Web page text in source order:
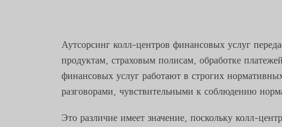
Аутсорсинг колл-центров финансовых услуг
продуктам, страховым полисам, обработке
финансовых услуг работают в строгих
разговорами, чувствительными к соблюдению
Это различие имеет значение, поскольку колл-